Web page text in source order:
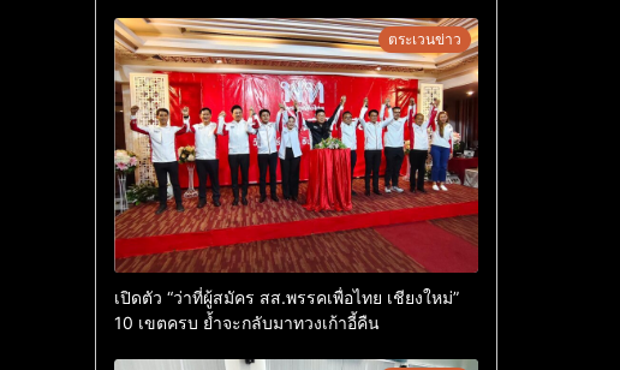
ตระเวนข่าว
เปิดตัว “ว่าที่ผู้สมัคร สส.พรรคเพื่อไทย เชียงใหม่”
10 เขตครบ ย้ำจะกลับมาทวงเก้าอี้คืน